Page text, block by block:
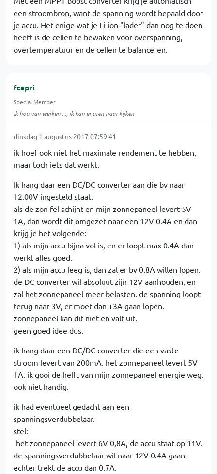
een stroombron, want de spanning wordt bepaald door
je accu. Het enige wat je Li-ion "lader" dan nog te doen
heeft is de cellen te bewaken voor overspanning,
overtemperatuur en de cellen te balanceren.
fcapri
Special Member
ik hou van werken ..., ik kan er uren naar kijken
dinsdag 1 augustus 2017 07:59:41
ik hoef ook niet het maximale rendement te hebben,
maar toch iets dat werkt.
Ik hang daar een DC/DC converter aan die bv naar
12.00V ingesteld staat.
als de zon fel schijnt en mijn zonnepaneel levert 5V
1A, dan wordt dit omgezet naar een 12V 0.4A en dan
krijg je het volgende:
1) als mijn accu bijna vol is, en er loopt max 0.4A dan
werkt alles goed.
2) als mijn accu leeg is, dan zal er bv 0.8A willen lopen.
de DC converter wil absoluut zijn 12V aanhouden, en
zal het zonnepaneel meer belasten. de spanning loopt
terug naar 3V, er moet dan +3A gaan lopen.
zonnepaneel kan dit niet en valt uit.
geen goed idee dus.
ik hang daar een DC/DC converter die een vaste
stroom levert van 200mA. het zonnepaneel levert 5V
1A. ik gooi de helft van mijn zonnepaneel energie weg.
ook niet handig.
ik had eventueel gedacht aan een
spanningsverdubbelaar.
stel:
-het zonnepaneel levert 6V 0,8A, de accu staat op 11V.
de spanningsverdubbelaar wil naar 12V 0.4A gaan.
echter trekt de accu dan 0.7A.